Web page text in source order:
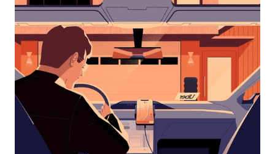
bas
interagir
avec
calendrier
et
sélectionner
une
date.
Appuyez